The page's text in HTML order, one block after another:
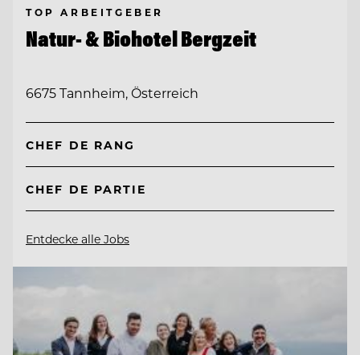
TOP ARBEITGEBER
Natur- & Biohotel Bergzeit
6675 Tannheim, Österreich
CHEF DE RANG
CHEF DE PARTIE
Entdecke alle Jobs